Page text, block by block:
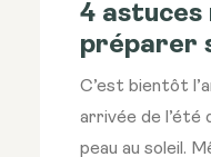
4
préparer
C’est bientôt
arrivée de l’été
peau au soleil.